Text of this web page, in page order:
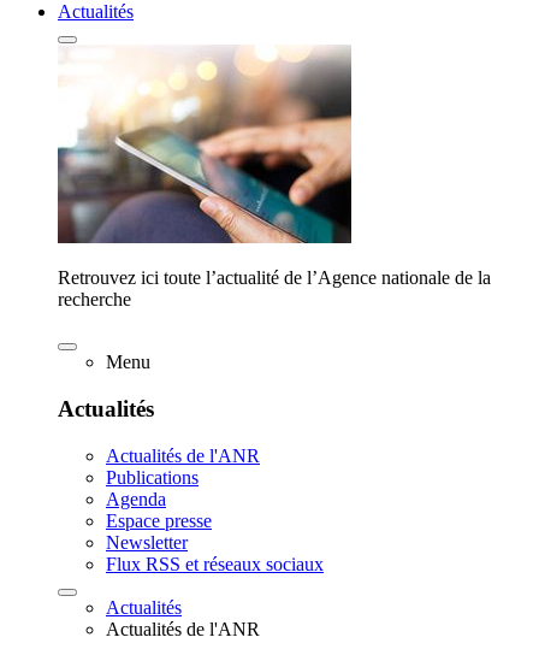
Actualités
Retrouvez ici toute l’actualité de l’Agence nationale de la
recherche
Menu
Actualités
Actualités de l'ANR
Publications
Agenda
Espace presse
Newsletter
Flux RSS et réseaux sociaux
Actualités
Actualités de l'ANR